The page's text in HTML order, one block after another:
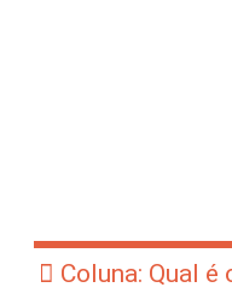
Coluna: Qual é